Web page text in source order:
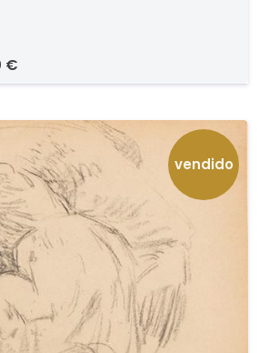
€
vendido